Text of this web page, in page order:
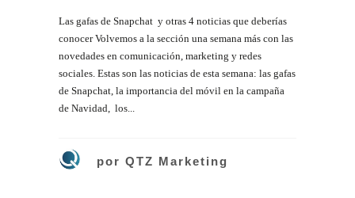
Las gafas de Snapchat y otras 4 noticias que deberías
conocer Volvemos a la sección una semana más con las
novedades en comunicación, marketing y redes
sociales. Estas son las noticias de esta semana: las gafas
de Snapchat, la importancia del móvil en la campaña
de Navidad, los...
por QTZ Marketing